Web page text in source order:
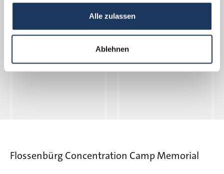
Alle zulassen
Ablehnen
zum Außenlager Hersbruck finden Sie auf
der Webseite der KZ-Gedenkstätte
Flossenbürg: www.gedenkstaette-
Flossenbürg Concentration Camp Memorial